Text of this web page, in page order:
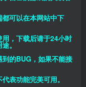
可以在本网站中下
，下载后请于24小时
。
的BUG，如果不能接
表功能完美可用。